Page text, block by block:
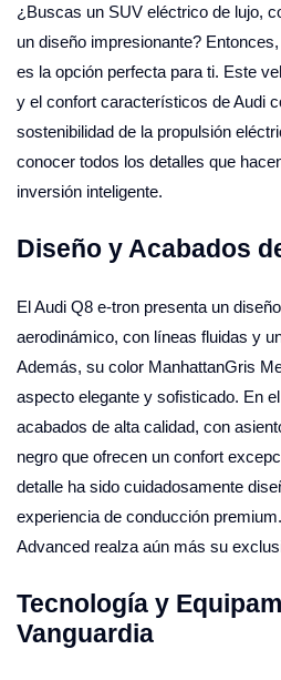
¿Buscas un SUV eléctrico de lujo,
un diseño impresionante?
es la opción perfecta para ti. Este
y el confort característicos de Audi
sostenibilidad de la propulsión
conocer todos los detalles que
inversión inteligente.
Diseño y Acabados
El Audi Q8 e-tron presenta un
aerodinámico, con líneas fluidas y
Además, su color ManhattanGris
aspecto elegante y sofisticado. En
acabados de alta calidad, con
negro que ofrecen un confort
detalle ha sido cuidadosamente
experiencia de conducción
Advanced realza aún más su
Tecnología y
Vanguardia